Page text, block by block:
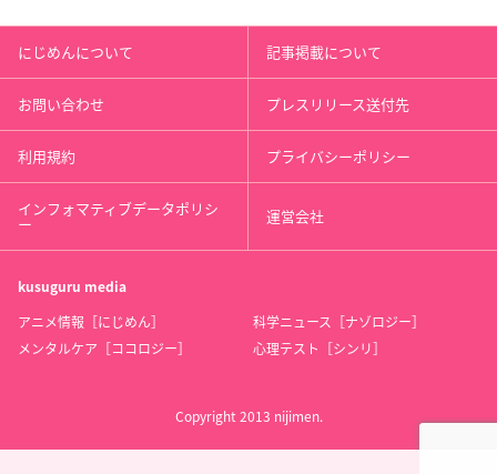
にじめんについて 記事掲載について
お問い合わせ プレスリリース送付先
利用規約 プライバシーポリシー
インフォマティブデータポリシ
ー 運営会社
kusuguru media
アニメ情報［にじめん］
科学ニュース［ナゾロジー］
メンタルケア［ココロジー］
心理テスト［シンリ］
Copyright 2013 nijimen.